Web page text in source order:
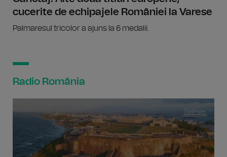
cucerite de echipajele României la Varese
Palmaresul tricolor a ajuns la 6 medalii.
Radio România